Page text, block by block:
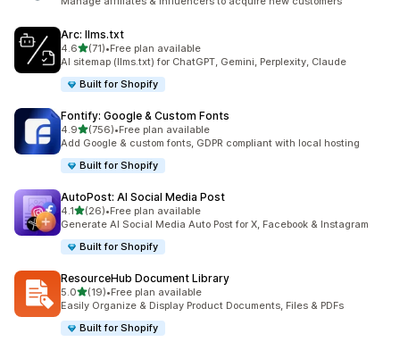
Arc: llms.txt
4.6เต็ม 5 ดาว
(71)
ทั้งหมด 71 รีวิว
•Free plan available
AI sitemap (llms.txt) for ChatGPT, Gemini, Perplexity, Claude
Built for Shopify
Fontify: Google & Custom Fonts
4.9เต็ม 5 ดาว
(756)
ทั้งหมด 756 รีวิว
•Free plan available
Add Google & custom fonts, GDPR compliant with local hosting
Built for Shopify
AutoPost: AI Social Media Post
4.1เต็ม 5 ดาว
(26)
ทั้งหมด 26 รีวิว
•Free plan available
Generate AI Social Media Auto Post for X, Facebook & Instagram
Built for Shopify
ResourceHub Document Library
5.0เต็ม 5 ดาว
(19)
ทั้งหมด 19 รีวิว
•Free plan available
Easily Organize & Display Product Documents, Files & PDFs
Built for Shopify